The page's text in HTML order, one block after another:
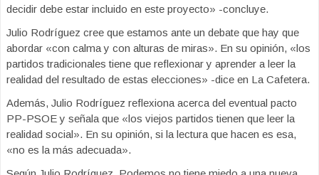
decidir debe estar incluido en este proyecto» -concluye.
Julio Rodríguez cree que estamos ante un debate que hay que
abordar «con calma y con alturas de miras». En su opinión, «los
partidos tradicionales tiene que reflexionar y aprender a leer la
realidad del resultado de estas elecciones» -dice en La Cafetera.
Además, Julio Rodríguez reflexiona acerca del eventual pacto
PP-PSOE y señala que «los viejos partidos tienen que leer la
realidad social». En su opinión, si la lectura que hacen es esa,
«no es la más adecuada».